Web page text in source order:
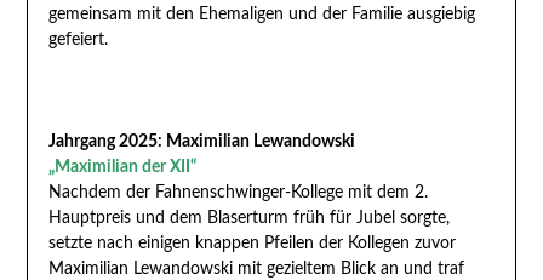
gemeinsam mit den Ehemaligen und der Familie ausgiebig
gefeiert.
Jahrgang 2025: Maximilian Lewandowski
„Maximilian der XII“
Nachdem der Fahnenschwinger-Kollege mit dem 2.
Hauptpreis und dem Blaserturm früh für Jubel sorgte,
setzte nach einigen knappen Pfeilen der Kollegen zuvor
Maximilian Lewandowski mit gezieltem Blick an und traf